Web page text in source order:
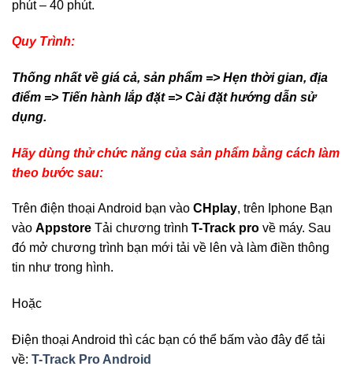
phút – 40 phút.
Quy Trình:
Thống nhất về giá cả, sản phẩm => Hẹn thời gian, địa
điểm => Tiến hành lắp đặt => Cài đặt hướng dẫn sử
dụng.
Hãy dùng thử chức năng của sản phẩm bằng cách làm
theo bước sau:
Trên điện thoại Android bạn vào CHplay, trên Iphone Bạn
vào Appstore Tải chương trình T-Track pro về máy. Sau
đó mở chương trình bạn mới tải về lên và làm điền thông
tin như trong hình.
Hoặc
Điện thoại Android thì các bạn có thể bấm vào đây để tải
về: T-Track Pro Android